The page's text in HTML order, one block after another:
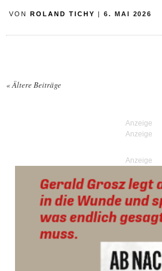
VON ROLAND TICHY | 6. MAI 2026
«Ältere Beiträge
Anzeige